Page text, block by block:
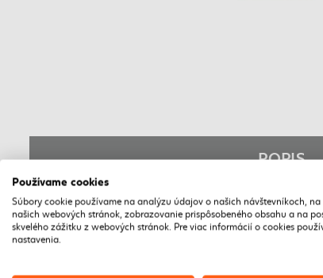
POPIS
Používame cookies
Súbory cookie používame na analýzu údajov o našich návštevníkoch, na
našich webových stránok, zobrazovanie prispôsobeného obsahu a na
skvelého zážitku z webových stránok. Pre viac informácií o cookies
nastavenia.